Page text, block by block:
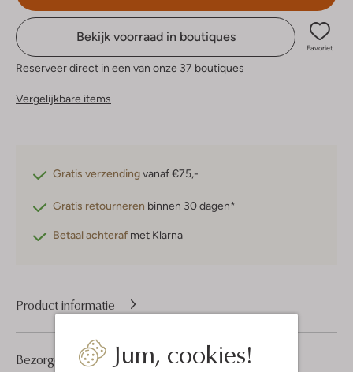
Jum, cookies!
Bekijk voorraad in boutiques
Favoriet
Reserveer direct in een van onze 37 boutiques
Vergelijkbare items
Gratis verzendingvanaf €75,-
Gratis retourneren binnen 30 dagen*
Betaal achteraf met Klarna
Product informatie
Bezorgen & retourneren